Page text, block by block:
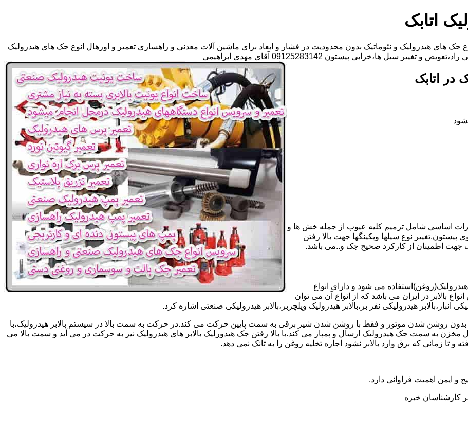
اتابک
جک های هیدرولیک و نئوماتیک بدون محدودیت در فشار و ابعاد برای ماشین آلات معدنی و راهسازی تعمیر و اورهال انوع جک های هیدرولیک
ها،خرابی پیستون 09125283142 آقای مهدی ابراهیمی
در اتابک
اساسی شامل ترمیم کلیه عیوب از جمله خش ها و
نوع سیلها وپکینگها جهت بالا رفتن
جهت اطمینان از کارکرد صحیح جک و..می باشد.
می شود و دارای انواع
بالابر در ایران می باشد که از انواع آن می توان
انبار،بالابر هیدرولیکی نفر بر،بالابر هیدرولیک ویلچربر،بالابر هیدرولیکی صنعتی اشاره کرد.
و بدون روشن شدن موتور و فقط با روشن شدن شیر برقی به سمت پایین حرکت می کند.در حرکت به سمت بالا در سیستم بالابر هیدرولیک،با
به سمت جک هیدرولیک ارسال و پمپاز می کند.با بالا رفتن جک هیدورلیک بالابر های هیدرولیک نیز به حرکت در می آید و سمت بالا می
زمانی که برق وارد بالابر نشود اجازه تخلیه روغن را به تانک نمی دهد.
و ایمن اهمیت فراوانی دارد.
کارشناسان خبره